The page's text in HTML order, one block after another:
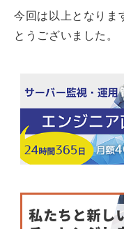
今回は以上となりま
とうございました。